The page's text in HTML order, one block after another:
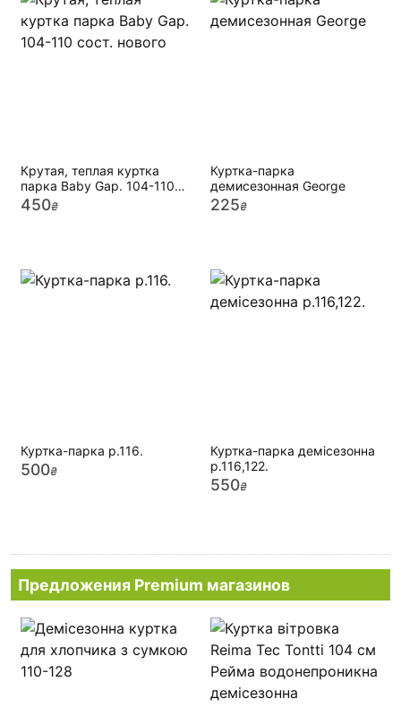
Крутая, теплая куртка
парка Baby Gap. 104-110
сост. нового
450₴
Куртка-парка
демисезонная George
225₴
Куртка-парка р.116.
500₴
Куртка-парка демісезонна
р.116,122.
550₴
Предложения Premium магазинов